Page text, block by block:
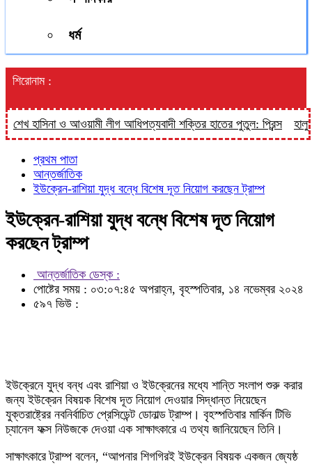
ধর্ম
শিরোনাম :
হাসিনা ও আওয়ামী লীগ আধিপত্যবাদী শক্তির হাতের পুতুল: প্রিন্স
প্রথম পাতা
আন্তর্জাতিক
ইউক্রেন-রাশিয়া যুদ্ধ বন্ধে বিশেষ ‍দূত নিয়োগ করছেন ট্রাম্প
ইউক্রেন-রাশিয়া যুদ্ধ বন্ধে বিশেষ ‍দূত নিয়োগ
করছেন ট্রাম্প
আন্তর্জাতিক ডেস্ক :
পোষ্টের সময় : ০৩:০৭:৪৫ অপরাহ্ন, বৃহস্পতিবার, ১৪ নভেম্বর ২০২৪
৫৯৭ ভিউ :
ইউক্রেনে যুদ্ধ বন্ধ এবং রাশিয়া ও ইউক্রেনের মধ্যে শান্তি সংলাপ শুরু করার
জন্য ইউক্রেন বিষয়ক বিশেষ দূত নিয়োগ দেওয়ার সিদ্ধান্ত নিয়েছেন
যুক্তরাষ্ট্রের নবনির্বাচিত প্রেসিডেন্ট ডোনাল্ড ট্রাম্প। বৃহস্পতিবার মার্কিন টিভি
চ্যানেল ফক্স নিউজকে দেওয়া এক সাক্ষাৎকারে এ তথ্য জানিয়েছেন তিনি।
সাক্ষাৎকারে ট্রাম্প বলেন, “আপনার শিগগিরই ইউক্রেন বিষয়ক একজন জ্যেষ্ঠ